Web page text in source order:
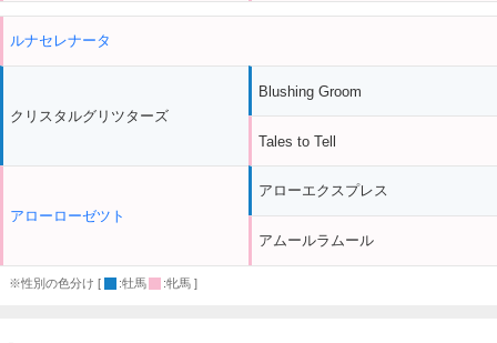
ルナセレナータ
クリスタルグリツターズ
アローローゼツト
Blushing Groom
Tales to Tell
アローエクスプレス
アムールラムール
※性別の色分け [ :牡馬 :牝馬 ]